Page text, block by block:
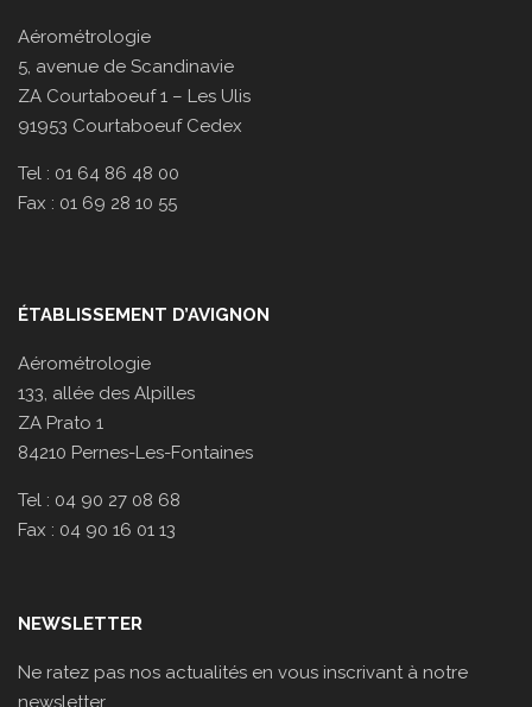
Aérométrologie
5, avenue de Scandinavie
ZA Courtaboeuf 1 – Les Ulis
91953 Courtaboeuf Cedex
Tel : 01 64 86 48 00
Fax : 01 69 28 10 55
ÉTABLISSEMENT D’AVIGNON
Aérométrologie
133, allée des Alpilles
ZA Prato 1
84210 Pernes-Les-Fontaines
Tel : 04 90 27 08 68
Fax : 04 90 16 01 13
NEWSLETTER
Ne ratez pas nos actualités en vous inscrivant à notre
newsletter.